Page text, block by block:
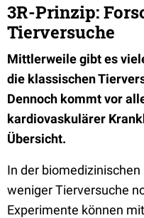
3R-Prinzip:
Tierversuche
Mittlerweile gibt es
die klassischen
Dennoch kommt vor
kardiovaskulärer
Übersicht.
In der
weniger Tierversuche
Experimente können